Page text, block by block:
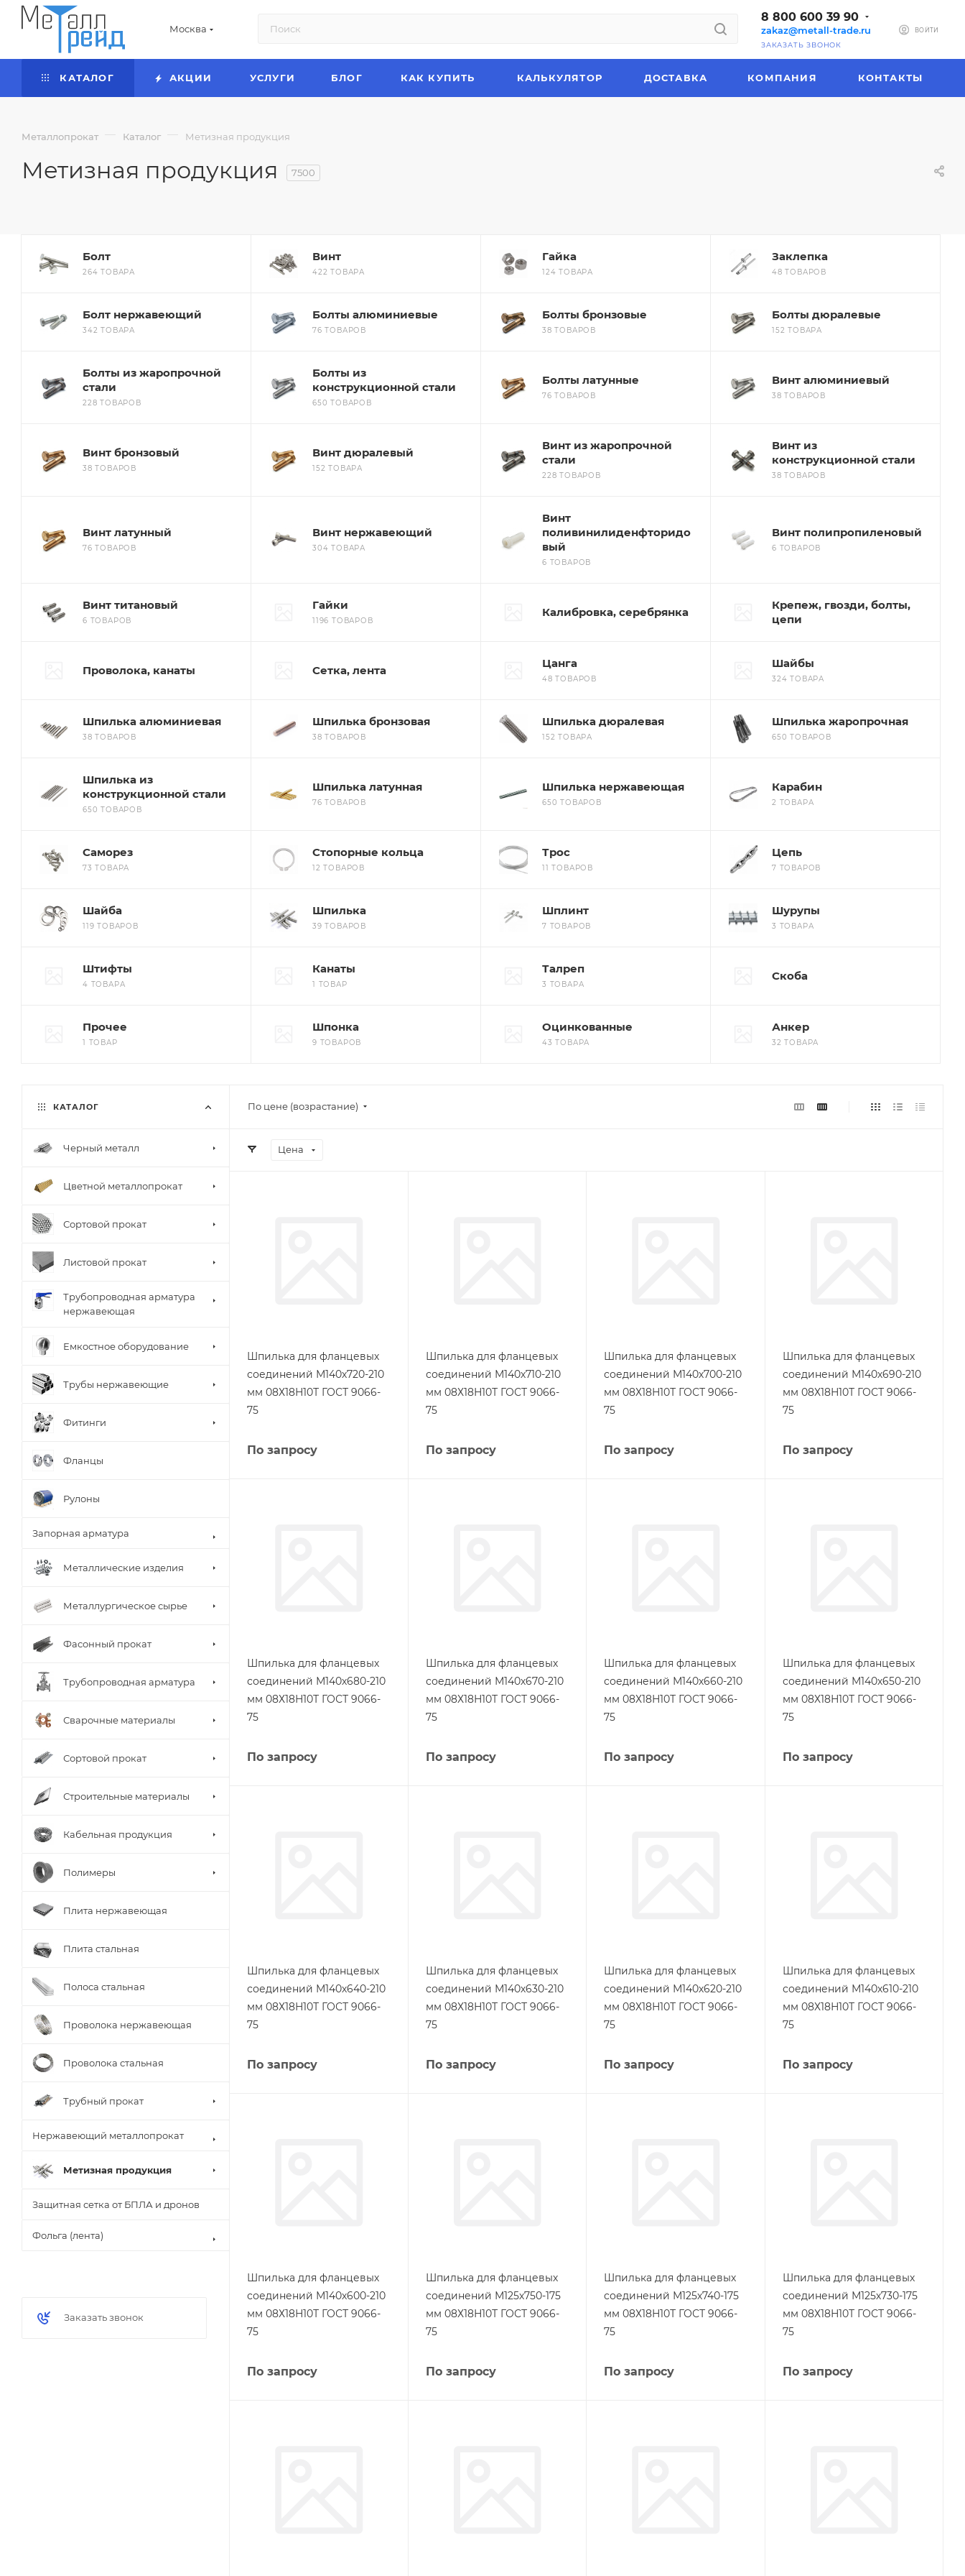
Москва
8 800 600 39 90
zakaz@metall-trade.ru
ЗАКАЗАТЬ ЗВОНОК
ВОЙТИ
КАТАЛОГ АКЦИИ УСЛУГИ БЛОГ КАК КУПИТЬ КАЛЬКУЛЯТОР ДОСТАВКА КОМПАНИЯ КОНТАКТЫ
Металлопрокат — Каталог — Метизная продукция
Метизная продукция 7500
Болт
264 ТОВАРА
Винт
422 ТОВАРА
Гайка
124 ТОВАРА
Заклепка
48 ТОВАРОВ
Болт нержавеющий
342 ТОВАРА
Болты алюминиевые
76 ТОВАРОВ
Болты бронзовые
38 ТОВАРОВ
Болты дюралевые
152 ТОВАРА
Болты из жаропрочной
стали
228 ТОВАРОВ
Болты из
конструкционной стали
650 ТОВАРОВ
Болты латунные
76 ТОВАРОВ
Винт алюминиевый
38 ТОВАРОВ
Винт бронзовый
38 ТОВАРОВ
Винт дюралевый
152 ТОВАРА
Винт из жаропрочной
стали
228 ТОВАРОВ
Винт из
конструкционной стали
38 ТОВАРОВ
Винт латунный
76 ТОВАРОВ
Винт нержавеющий
304 ТОВАРА
Винт
поливинилиденфторидо
вый
6 ТОВАРОВ
Винт полипропиленовый
6 ТОВАРОВ
Винт титановый
6 ТОВАРОВ
Гайки
1196 ТОВАРОВ
Калибровка, серебрянка
Крепеж, гвозди, болты,
цепи
Проволока, канаты Сетка, лента
Цанга
48 ТОВАРОВ
Шайбы
324 ТОВАРА
Шпилька алюминиевая
38 ТОВАРОВ
Шпилька бронзовая
38 ТОВАРОВ
Шпилька дюралевая
152 ТОВАРА
Шпилька жаропрочная
650 ТОВАРОВ
Шпилька из
конструкционной стали
650 ТОВАРОВ
Шпилька латунная
76 ТОВАРОВ
Шпилька нержавеющая
650 ТОВАРОВ
Карабин
2 ТОВАРА
Саморез
73 ТОВАРА
Стопорные кольца
12 ТОВАРОВ
Трос
11 ТОВАРОВ
Цепь
7 ТОВАРОВ
Шайба
119 ТОВАРОВ
Шпилька
39 ТОВАРОВ
Шплинт
7 ТОВАРОВ
Шурупы
3 ТОВАРА
Штифты
4 ТОВАРА
Канаты
1 ТОВАР
Талреп
3 ТОВАРА
Скоба
Прочее
1 ТОВАР
Шпонка
9 ТОВАРОВ
Оцинкованные
43 ТОВАРА
Анкер
32 ТОВАРА
По цене (возрастание)
Цена
Шпилька для фланцевых
соединений М140х720-210
мм 08Х18Н10Т ГОСТ 9066-
75
По запросу
Шпилька для фланцевых
соединений М140х710-210
мм 08Х18Н10Т ГОСТ 9066-
75
По запросу
Шпилька для фланцевых
соединений М140х700-210
мм 08Х18Н10Т ГОСТ 9066-
75
По запросу
Шпилька для фланцевых
соединений М140х690-210
мм 08Х18Н10Т ГОСТ 9066-
75
По запросу
Шпилька для фланцевых
соединений М140х680-210
мм 08Х18Н10Т ГОСТ 9066-
75
По запросу
Шпилька для фланцевых
соединений М140х670-210
мм 08Х18Н10Т ГОСТ 9066-
75
По запросу
Шпилька для фланцевых
соединений М140х660-210
мм 08Х18Н10Т ГОСТ 9066-
75
По запросу
Шпилька для фланцевых
соединений М140х650-210
мм 08Х18Н10Т ГОСТ 9066-
75
По запросу
Шпилька для фланцевых
соединений М140х640-210
мм 08Х18Н10Т ГОСТ 9066-
75
По запросу
Шпилька для фланцевых
соединений М140х630-210
мм 08Х18Н10Т ГОСТ 9066-
75
По запросу
Шпилька для фланцевых
соединений М140х620-210
мм 08Х18Н10Т ГОСТ 9066-
75
По запросу
Шпилька для фланцевых
соединений М140х610-210
мм 08Х18Н10Т ГОСТ 9066-
75
По запросу
Шпилька для фланцевых
соединений М140х600-210
мм 08Х18Н10Т ГОСТ 9066-
75
По запросу
Шпилька для фланцевых
соединений М125х750-175
мм 08Х18Н10Т ГОСТ 9066-
75
По запросу
Шпилька для фланцевых
соединений М125х740-175
мм 08Х18Н10Т ГОСТ 9066-
75
По запросу
Шпилька для фланцевых
соединений М125х730-175
мм 08Х18Н10Т ГОСТ 9066-
75
По запросу
КАТАЛОГ
Черный металл
Цветной металлопрокат
Сортовой прокат
Листовой прокат
Трубопроводная арматура
нержавеющая
Емкостное оборудование
Трубы нержавеющие
Фитинги
Фланцы
Рулоны
Запорная арматура
Металлические изделия
Металлургическое сырье
Фасонный прокат
Трубопроводная арматура
Сварочные материалы
Сортовой прокат
Строительные материалы
Кабельная продукция
Полимеры
Плита нержавеющая
Плита стальная
Полоса стальная
Проволока нержавеющая
Проволока стальная
Трубный прокат
Нержавеющий металлопрокат
Метизная продукция
Защитная сетка от БПЛА и дронов
Фольга (лента)
Заказать звонок